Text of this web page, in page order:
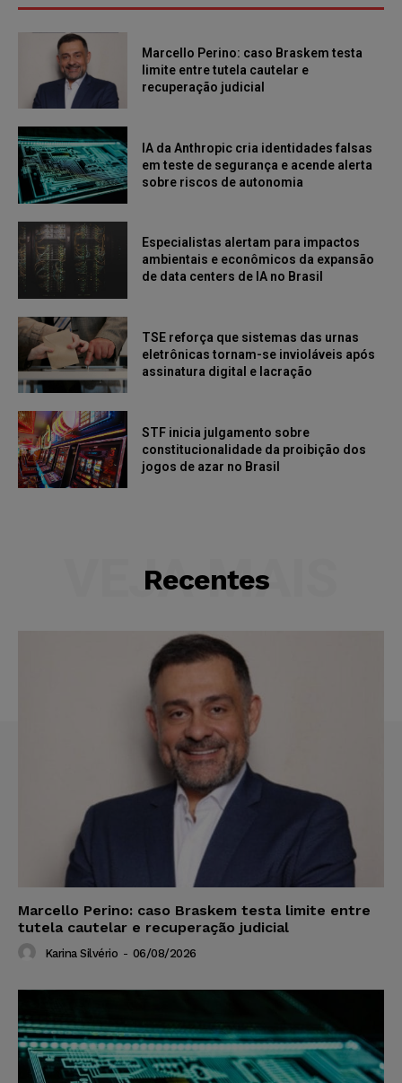
Marcello Perino: caso Braskem testa
limite entre tutela cautelar e
recuperação judicial
IA da Anthropic cria identidades falsas
em teste de segurança e acende alerta
sobre riscos de autonomia
Especialistas alertam para impactos
ambientais e econômicos da expansão
de data centers de IA no Brasil
TSE reforça que sistemas das urnas
eletrônicas tornam-se invioláveis após
assinatura digital e lacração
STF inicia julgamento sobre
constitucionalidade da proibição dos
jogos de azar no Brasil
Recentes
VEJA MAIS
Marcello Perino: caso Braskem testa limite entre
tutela cautelar e recuperação judicial
Karina Silvério - 06/08/2026